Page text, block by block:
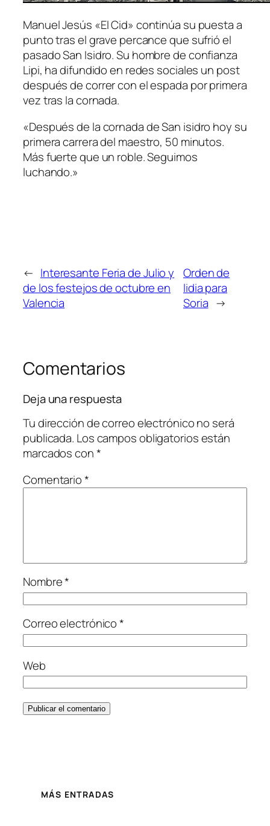
Manuel Jesús «El Cid» continúa su puesta a
punto tras el grave percance que sufrió el
pasado San Isidro. Su hombre de confianza
Lipi, ha difundido en redes sociales un post
después de correr con el espada por primera
vez tras la cornada.
«Después de la cornada de San isidro hoy su
primera carrera del maestro, 50 minutos.
Más fuerte que un roble. Seguimos
luchando.»
← Interesante Feria de Julio y
de los festejos de octubre en
Valencia
Orden de
lidia para
Soria →
Comentarios
Deja una respuesta
Tu dirección de correo electrónico no será
publicada. Los campos obligatorios están
marcados con*
Comentario*
Nombre*
Correo electrónico*
Web
MÁS ENTRADAS